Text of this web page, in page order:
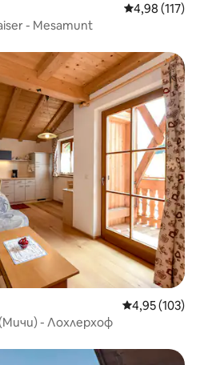
Средна
4,98 (117)
- Mesamunt
Средна
4,95 (103)
- Лохлерхоф